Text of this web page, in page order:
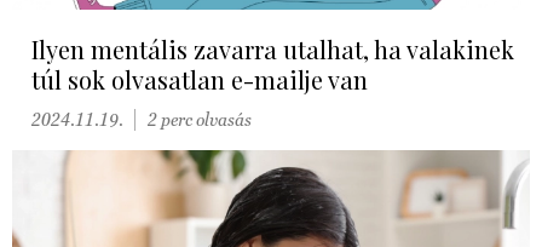
Ilyen mentális zavarra utalhat, ha valakinek
túl sok olvasatlan e-mailje van
2024.11.19. 2 perc olvasás